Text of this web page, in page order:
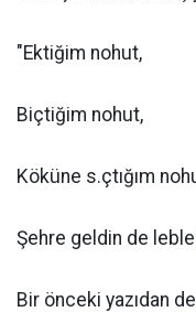
"Ektiğim nohut,
Biçtiğim nohut,
Köküne s.çtığım
Şehre geldin de
Bir önceki yazıdan